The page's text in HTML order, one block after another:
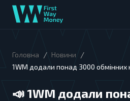
Головна / Новини /
1WM додали понад 3000 обмінних
📣 1WM додали